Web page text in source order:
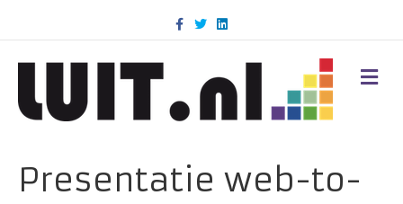
c
k
T
w
i
n
d
M
E
Presentatie web-to-